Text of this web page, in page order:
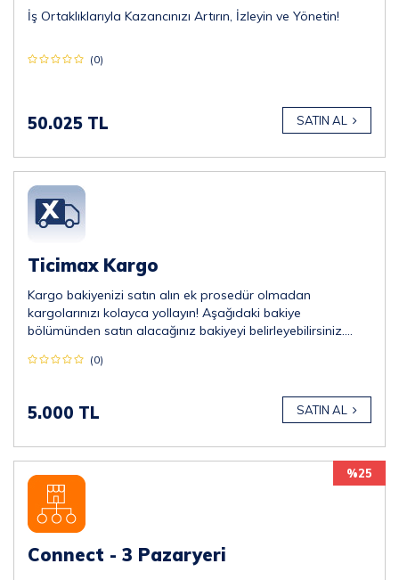
İş Ortaklıklarıyla Kazancınızı Artırın, İzleyin ve Yönetin!
(0)
50.025 TL SATIN AL
Ticimax Kargo
Kargo bakiyenizi satın alın ek prosedür olmadan
kargolarınızı kolayca yollayın! Aşağıdaki bakiye
bölümünden satın alacağınız bakiyeyi belirleyebilirsiniz.
(0)
5.000 TL SATIN AL
Connect - 3 Pazaryeri
%25